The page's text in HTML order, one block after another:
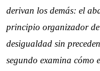
derivan los demás: el
principio organizador
desigualdad sin
segundo examina cómo